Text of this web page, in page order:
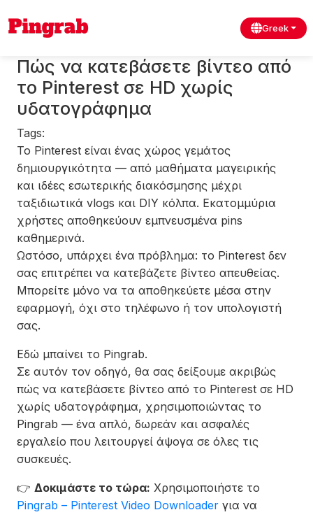
Greek
Πώς να κατεβάσετε βίντεο από
το Pinterest σε HD χωρίς
υδατογράφημα
Tags:
Το Pinterest είναι ένας χώρος γεμάτος
δημιουργικότητα — από μαθήματα μαγειρικής
και ιδέες εσωτερικής διακόσμησης μέχρι
ταξιδιωτικά vlogs και DIY κόλπα. Εκατομμύρια
χρήστες αποθηκεύουν εμπνευσμένα pins
καθημερινά.
Ωστόσο, υπάρχει ένα πρόβλημα: το Pinterest δεν
σας επιτρέπει να κατεβάζετε βίντεο απευθείας.
Μπορείτε μόνο να τα αποθηκεύετε μέσα στην
εφαρμογή, όχι στο τηλέφωνο ή τον υπολογιστή
σας.
Εδώ μπαίνει το Pingrab.
Σε αυτόν τον οδηγό, θα σας δείξουμε ακριβώς
πώς να κατεβάσετε βίντεο από το Pinterest σε HD
χωρίς υδατογράφημα, χρησιμοποιώντας το
Pingrab — ένα απλό, δωρεάν και ασφαλές
εργαλείο που λειτουργεί άψογα σε όλες τις
συσκευές.
👉 Δοκιμάστε το τώρα: Χρησιμοποιήστε το
Pingrab – Pinterest Video Downloaderγια να